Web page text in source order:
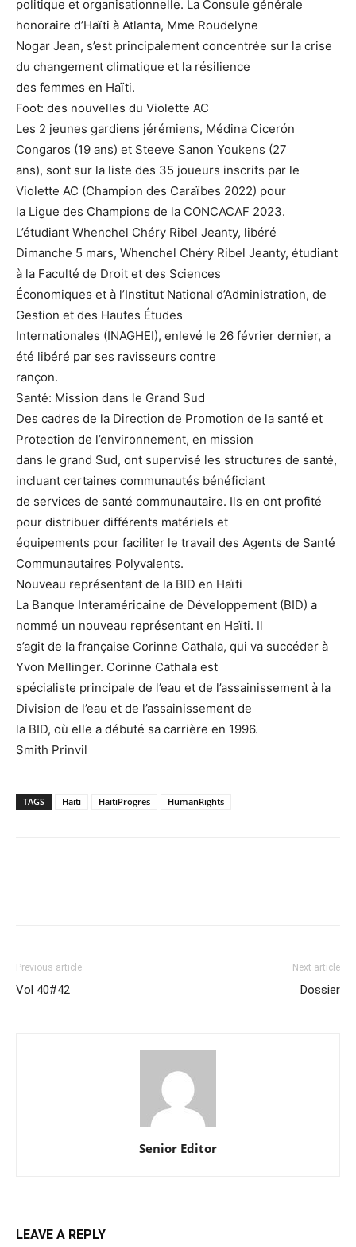
politique et organisationnelle. La Consule générale
honoraire d’Haïti à Atlanta, Mme Roudelyne
Nogar Jean, s’est principalement concentrée sur la crise
du changement climatique et la résilience
des femmes en Haïti.
Foot: des nouvelles du Violette AC
Les 2 jeunes gardiens jérémiens, Médina Cicerón
Congaros (19 ans) et Steeve Sanon Youkens (27
ans), sont sur la liste des 35 joueurs inscrits par le
Violette AC (Champion des Caraïbes 2022) pour
la Ligue des Champions de la CONCACAF 2023.
L’étudiant Whenchel Chéry Ribel Jeanty, libéré
Dimanche 5 mars, Whenchel Chéry Ribel Jeanty, étudiant
à la Faculté de Droit et des Sciences
Économiques et à l’Institut National d’Administration, de
Gestion et des Hautes Études
Internationales (INAGHEI), enlevé le 26 février dernier, a
été libéré par ses ravisseurs contre
rançon.
Santé: Mission dans le Grand Sud
Des cadres de la Direction de Promotion de la santé et
Protection de l’environnement, en mission
dans le grand Sud, ont supervisé les structures de santé,
incluant certaines communautés bénéficiant
de services de santé communautaire. Ils en ont profité
pour distribuer différents matériels et
équipements pour faciliter le travail des Agents de Santé
Communautaires Polyvalents.
Nouveau représentant de la BID en Haïti
La Banque Interaméricaine de Développement (BID) a
nommé un nouveau représentant en Haïti. Il
s’agit de la française Corinne Cathala, qui va succéder à
Yvon Mellinger. Corinne Cathala est
spécialiste principale de l’eau et de l’assainissement à la
Division de l’eau et de l’assainissement de
la BID, où elle a débuté sa carrière en 1996.
Smith Prinvil
TAGS Haiti HaitiProgres HumanRights
Previous article
Vol 40#42
Next article
Dossier
Senior Editor
LEAVE A REPLY